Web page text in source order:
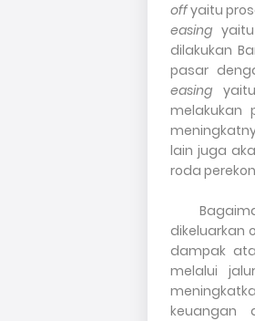
offyaitu
easing
dilakukan
pasar
easing
melakukan
meningkatn
lain juga
roda
dikeluarkan
dampak
melalui
keuangan